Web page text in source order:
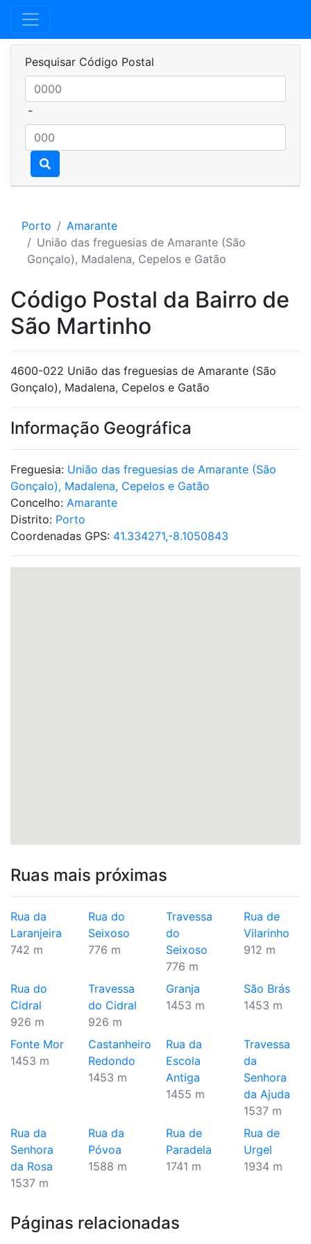
Pesquisar Código Postal
-
Porto
Amarante
União das freguesias de Amarante (São
Gonçalo), Madalena, Cepelos e Gatão
Código Postal da Bairro de
São Martinho
4600-022 União das freguesias de Amarante (São
Gonçalo), Madalena, Cepelos e Gatão
Informação Geográfica
Freguesia: União das freguesias de Amarante (São
Gonçalo), Madalena, Cepelos e Gatão
Concelho: Amarante
Distrito: Porto
Coordenadas GPS: 41.334271,-8.1050843
Ruas mais próximas
Rua da
Laranjeira
742 m
Rua do
Seixoso
776 m
Travessa
do
Seixoso
776 m
Rua de
Vilarinho
912 m
Rua do
Cidral
926 m
Travessa
do Cidral
926 m
Granja
1453 m
São Brás
1453 m
Fonte Mor
1453 m
Castanheiro
Redondo
1453 m
Rua da
Escola
Antiga
1455 m
Travessa
da
Senhora
da Ajuda
1537 m
Rua da
Senhora
da Rosa
1537 m
Rua da
Póvoa
1588 m
Rua de
Paradela
1741 m
Rua de
Urgel
1934 m
Páginas relacionadas